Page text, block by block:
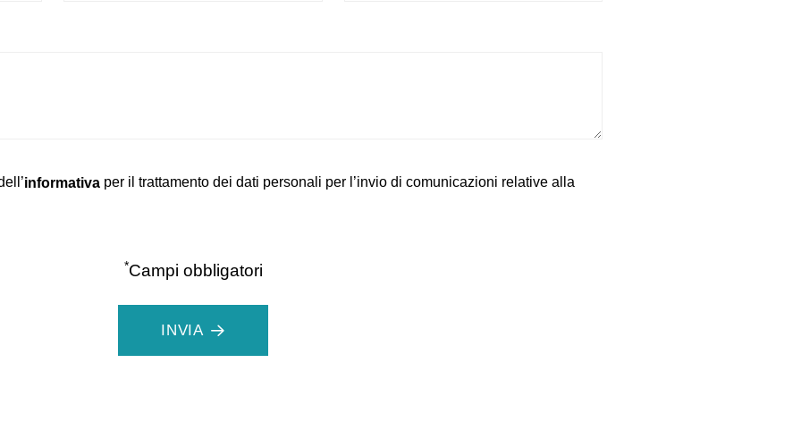
informativa per il trattamento dei dati personali per l’invio di comunicazioni relative alla
*Campi obbligatori
INVIA